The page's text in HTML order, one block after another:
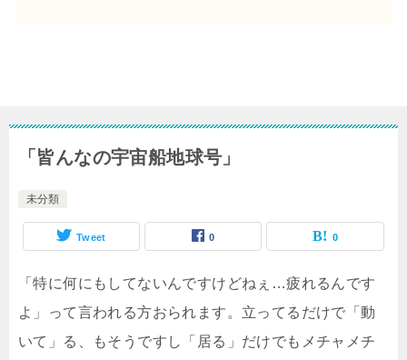
「皆んなの宇宙船地球号」
未分類
Tweet 0 0
「特に何にもしてないんですけどねぇ…疲れるんです
よ」って言われる方おられます。立ってるだけで「動
いて」る、もそうですし「居る」だけでもメチャメチ